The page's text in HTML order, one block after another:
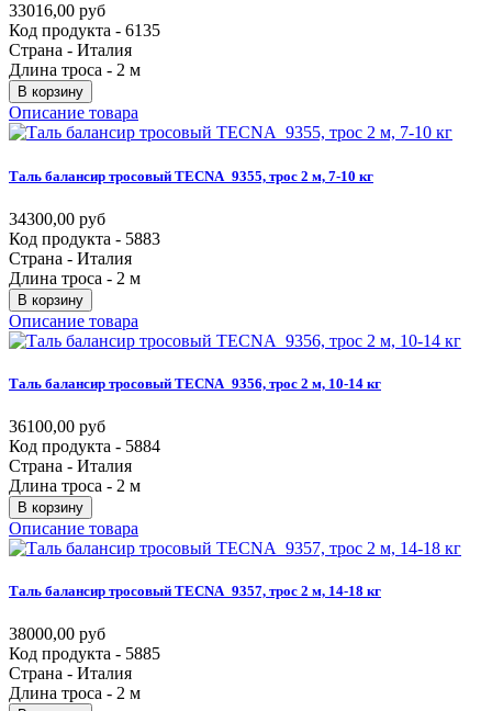
33016,00 руб
Код продукта - 6135
Страна - Италия
Длина троса - 2 м
В корзину
Описание товара
Таль балансир тросовый TECNA_9355, трос 2 м, 7-10 кг
34300,00 руб
Код продукта - 5883
Страна - Италия
Длина троса - 2 м
В корзину
Описание товара
Таль балансир тросовый TECNA_9356, трос 2 м, 10-14 кг
36100,00 руб
Код продукта - 5884
Страна - Италия
Длина троса - 2 м
В корзину
Описание товара
Таль балансир тросовый TECNA_9357, трос 2 м, 14-18 кг
38000,00 руб
Код продукта - 5885
Страна - Италия
Длина троса - 2 м